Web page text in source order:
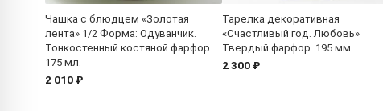
Чашка с блюдцем «Золотая
лента» 1/2 Форма: Одуванчик.
Тонкостенный костяной фарфор.
175 мл.
2 010 ₽
Тарелка декоративная
«Счастливый год. Любовь»
Твердый фарфор. 195 мм.
2 300 ₽